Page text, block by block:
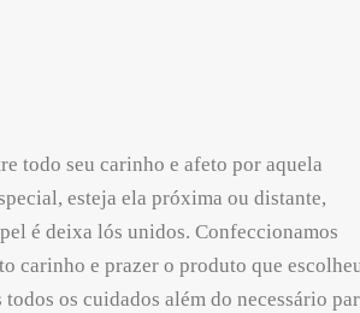
todo seu carinho e afeto por aquela
esteja ela próxima ou distante,
é deixa lós unidos. Confeccionamos
carinho e prazer o produto que
todos os cuidados além do necessário